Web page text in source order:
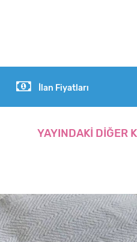
İlan Fiyatları
YAYINDAKİ DİĞER